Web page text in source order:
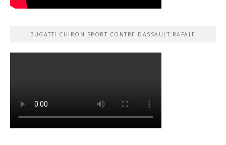
BUGATTI CHIRON SPORT CONTRE DASSAULT RAFALE